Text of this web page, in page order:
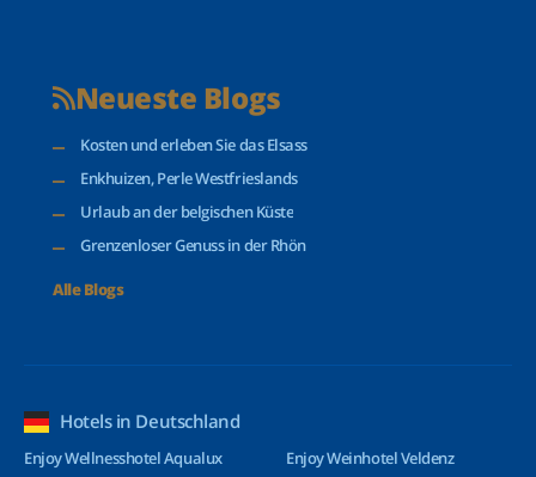
Neueste Blogs
Kosten und erleben Sie das Elsass
Enkhuizen, Perle Westfrieslands
Urlaub an der belgischen Küste
Grenzenloser Genuss in der Rhön
Alle Blogs
Hotels in Deutschland
Enjoy Wellnesshotel Aqualux
Enjoy Weinhotel Veldenz